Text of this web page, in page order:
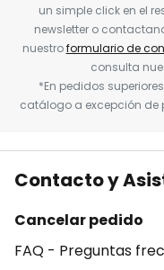
un simple click en el
newsletter o
nuestroformulario de
consulta
*En pedidos
catálogo a excepción de
Contacto y
Cancelar pedido
FAQ - Preguntas